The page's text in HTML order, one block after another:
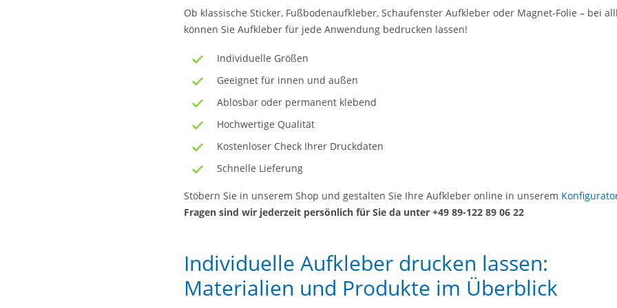
Ob klassische Sticker, Fußbodenaufkleber, Schaufenster Aufkleber oder Magnet-Folie – bei
können Sie Aufkleber für jede Anwendung bedrucken lassen!
Individuelle Größen
Geeignet für innen und außen
Ablösbar oder permanent klebend
Hochwertige Qualität
Kostenloser Check Ihrer Druckdaten
Schnelle Lieferung
Stöbern Sie in unserem Shop und gestalten Sie Ihre Aufkleber online in unserem
Fragen sind wir jederzeit persönlich für Sie da unter +49 89-122 89 06 22
Individuelle Aufkleber drucken lassen:
Materialien und Produkte im Überblick